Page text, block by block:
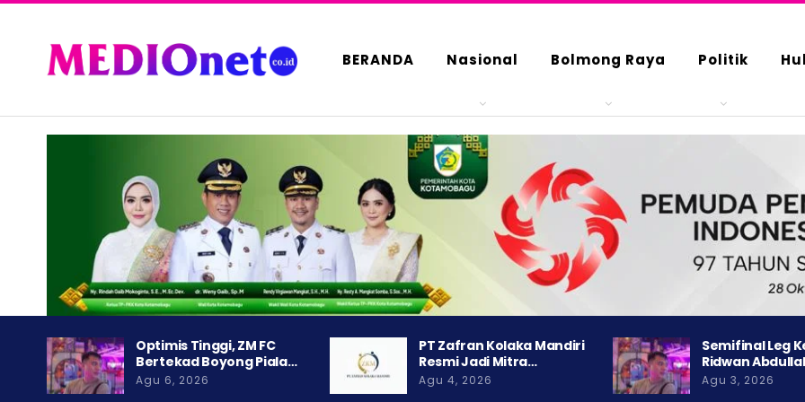
BERANDA Nasional Bolmong Raya Politik
Optimis Tinggi, ZM FC
Bertekad Boyong Piala…
Agu 6, 2026
PT Zafran Kolaka Mandiri
Resmi Jadi Mitra…
Agu 4, 2026
Semifinal Leg
Ridwan
Agu 3, 2026